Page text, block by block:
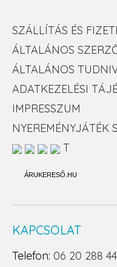
SZÁLLÍTÁS ÉS
ÁLTALÁNOS
ÁLTALÁNOS
ADATKEZELÉSI
IMPRESSZUM
NYEREMÉNYJÁTÉK
T
ÁRUKERESŐ.HU
KAPCSOLAT
Telefon: 06 20 288